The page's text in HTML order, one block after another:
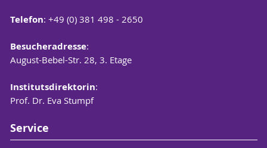
Telefon: +49 (0) 381 498 - 2650
Besucheradresse:
August-Bebel-Str. 28, 3. Etage
Institutsdirektorin:
Prof. Dr. Eva Stumpf
Service